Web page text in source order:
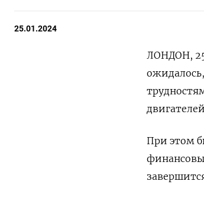
25.01.2024
ЛОНДОН, 25
При этом